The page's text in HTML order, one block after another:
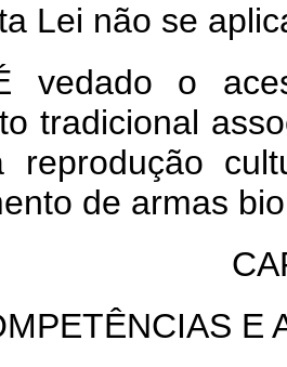
Lei não se
vedado o
tradicional
reprodução
de armas
E